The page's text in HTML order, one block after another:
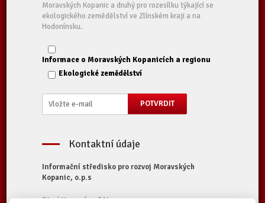
Moravských Kopanic a druhý pro rozesílku týkající se
ekologického zemědělství ve Zlínském kraji a na
Hodonínsku.
Informace o Moravských Kopanicích a regionu
Ekologické zemědělství
Kontaktní údaje
Informační středisko pro rozvoj Moravských
Kopanic, o.p.s
Starý Hrozenkov 314